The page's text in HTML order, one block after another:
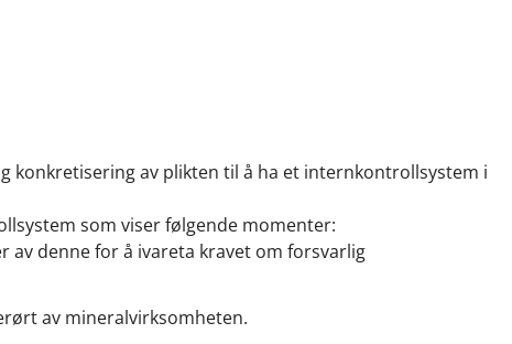
konkretisering av plikten til å ha et internkontrollsystem i
som viser følgende momenter:
denne for å ivareta kravet om forsvarlig
av mineralvirksomheten.